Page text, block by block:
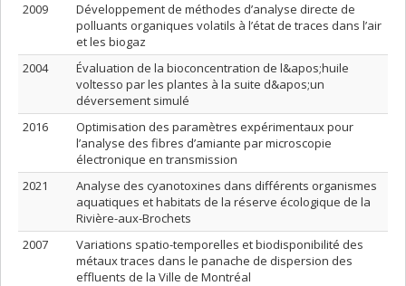
2009
Développement de méthodes d’analyse directe de
polluants organiques volatils à l’état de traces dans l’air
et les biogaz
2004
Évaluation de la bioconcentration de l&apos;huile
voltesso par les plantes à la suite d&apos;un
déversement simulé
2016
Optimisation des paramètres expérimentaux pour
l’analyse des fibres d’amiante par microscopie
électronique en transmission
2021
Analyse des cyanotoxines dans différents organismes
aquatiques et habitats de la réserve écologique de la
Rivière-aux-Brochets
2007
Variations spatio-temporelles et biodisponibilité des
métaux traces dans le panache de dispersion des
effluents de la Ville de Montréal